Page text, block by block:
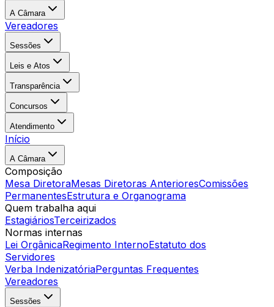
A Câmara
Vereadores
Sessões
Leis e Atos
Transparência
Concursos
Atendimento
Início
A Câmara
Composição
Mesa DiretoraMesas Diretoras AnterioresComissões
PermanentesEstrutura e Organograma
Quem trabalha aqui
EstagiáriosTerceirizados
Normas internas
Lei OrgânicaRegimento InternoEstatuto dos
Servidores
Verba IndenizatóriaPerguntas Frequentes
Vereadores
Sessões